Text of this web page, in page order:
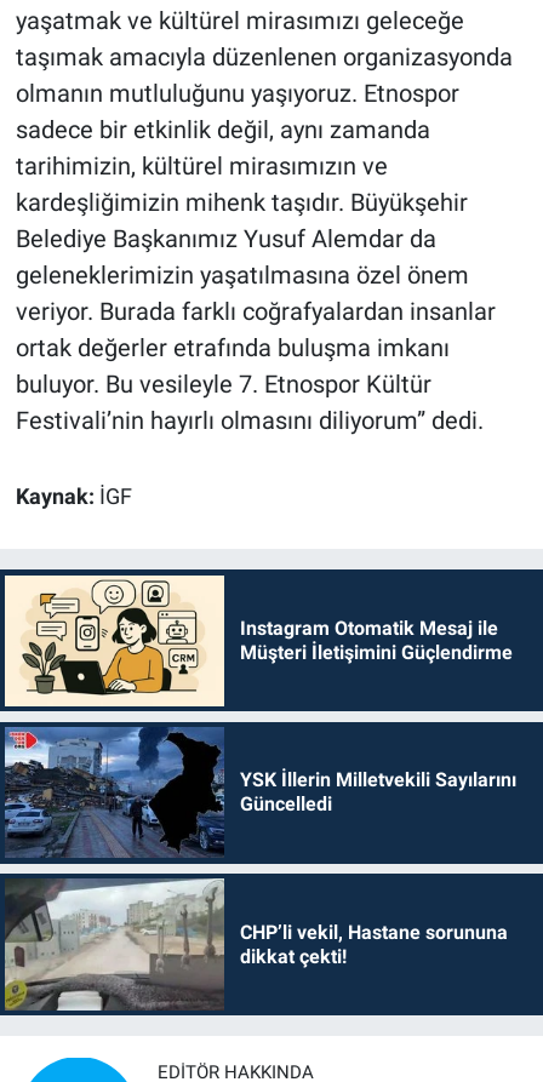
yaşatmak ve kültürel mirasımızı geleceğe
taşımak amacıyla düzenlenen organizasyonda
olmanın mutluluğunu yaşıyoruz. Etnospor
sadece bir etkinlik değil, aynı zamanda
tarihimizin, kültürel mirasımızın ve
kardeşliğimizin mihenk taşıdır. Büyükşehir
Belediye Başkanımız Yusuf Alemdar da
geleneklerimizin yaşatılmasına özel önem
veriyor. Burada farklı coğrafyalardan insanlar
ortak değerler etrafında buluşma imkanı
buluyor. Bu vesileyle 7. Etnospor Kültür
Festivali’nin hayırlı olmasını diliyorum” dedi.
Kaynak: İGF
Instagram Otomatik Mesaj ile
Müşteri İletişimini Güçlendirme
YSK İllerin Milletvekili Sayılarını
Güncelledi
CHP’li vekil, Hastane sorununa
dikkat çekti!
EDITÖR HAKKINDA